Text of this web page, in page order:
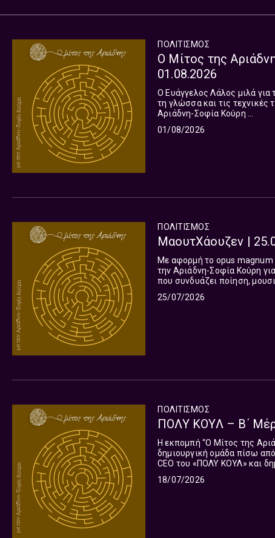
ΠΟΛΙΤΙΣΜΌΣ
Ο Μίτος της
01.08.2026
O Ευάγγελος Λάλος μιλά για
τη γλώσσα και τις τεχνικές του
01/08/2026
ΠΟΛΙΤΙΣΜΌΣ
ΜαουτΧάουζεν |
Με αφορμή το opus magnum
την Αριάδνη-Σοφία Κούρη
που συνδυάζει ποίηση,
25/07/2026
ΠΟΛΙΤΙΣΜΌΣ
ΠΟΛΥ ΚΟΥΛ – Β΄
H εκπομπή “Ο Μίτος της
δημιουργική ομάδα πίσω από το project «ΠΟΛΥ
CEO του «ΠΟΛΥ ΚΟΥΛ» και
18/07/2026